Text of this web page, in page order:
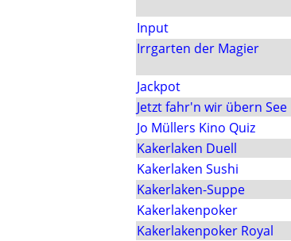
Input
Irrgarten der Magier
Jackpot
Jetzt fahr'n wir übern See
Jo Müllers Kino Quiz
Kakerlaken Duell
Kakerlaken Sushi
Kakerlaken-Suppe
Kakerlakenpoker
Kakerlakenpoker Royal